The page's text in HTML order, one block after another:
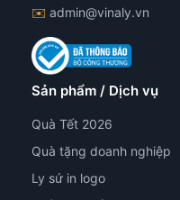
✉️ admin@vinaly.vn
Sản phẩm / Dịch vụ
Quà Tết 2026
Quà tặng doanh nghiệp
Ly sứ in logo